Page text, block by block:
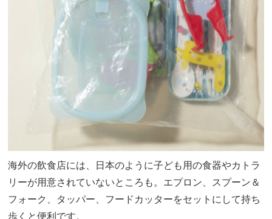
海外の飲食店には、日本のように子ども用の食器やカトラ
リーが用意されていないところも。エプロン、スプーン＆
フォーク、タッパー、フードカッターをセットにして持ち
歩くと便利です。